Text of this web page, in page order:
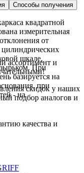
Способы получения
квадратной
измерительная
от
цилиндрических
шкале,
При
базируется на
при
- на
ассортимент и
скидок у наших
подбор аналогов и
качества и